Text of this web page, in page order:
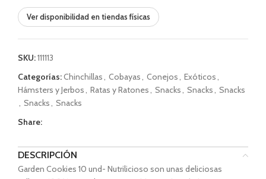
Ver disponibilidad en tiendas físicas
SKU:111113
Categorías:Chinchillas, Cobayas, Conejos, Exóticos,
Hámsters y Jerbos, Ratas y Ratones, Snacks, Snacks, Snacks
, Snacks, Snacks
Share:
DESCRIPCIÓN
Garden Cookies 10 und- Nutrilicioso son unas deliciosas